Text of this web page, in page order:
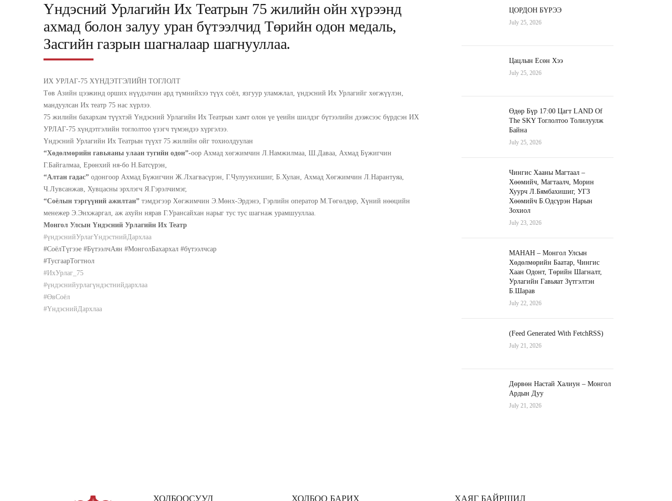
Үндэсний Урлагийн Их Театрын 75 жилийн ойн хүрээнд
ахмад болон залуу уран бүтээлчид Төрийн одон медаль,
Засгийн газрын шагналаар шагнууллаа.
ИХ УРЛАГ-75 ХҮНДЭТГЭЛИЙН ТОГЛОЛТ
Төв Азийн цээжинд орших нүүдэлчин ард түмнийхээ түүх соёл, язгуур уламжлал, үндэсний Их Урлагийг хөгжүүлэн,
мандуулсан Их театр 75 нас хүрлээ.
75 жилийн бахархам түүхтэй Үндэсний Урлагийн Их Театрын хамт олон үе үеийн шилдэг бүтээлийн дээжсээс бүрдсэн ИХ
УРЛАГ-75 хүндэтгэлийн тоглолтоо үзэгч түмэндээ хүргэлээ.
Үндэсний Урлагийн Их Театрын түүхт 75 жилийн ойг тохиолдуулан
“Хөдөлмөрийн гавьяаны улаан тугийн одон”-оор Ахмад хөгжимчин Л.Намжилмаа, Ш.Даваа, Ахмад Бүжигчин
Г.Байгалмаа, Ерөнхий ня-бо Н.Батсүрэн,
“Алтан гадас” одонгоор Ахмад Бүжигчин Ж.Лхагвасүрэн, Г.Чулуунхишиг, Б.Хулан, Ахмад Хөгжимчин Л.Нарантуяа,
Ч.Лувсанжав, Хувцасны эрхлэгч Я.Гэрэлчимэг,
“Соёлын тэргүүний ажилтан” тэмдэгээр Хөгжимчин Э.Мөнх-Эрдэнэ, Гэрлийн оператор М.Төгөлдөр, Хүний нөөцийн
менежер Э.Энхжаргал, аж ахуйн нярав Г.Урансайхан нарыг тус тус шагнаж урамшууллаа.
Монгол Улсын Үндэсний Урлагийн Их Театр
#үндэснийУрлагҮндэстнийДархлаа
#СоёлТүгээе #БүтээлчАян #МонголБахархал #бүтээлчсар
#ТусгаарТогтнол
#ИхУрлаг_75
#үндэснийурлагүндэстнийдархлаа
#ӨвСоёл
#ҮндэснийДархлаа
ЦОРДОН БҮРЭЭ
July 25, 2026
Цацлын Есөн Хээ
July 25, 2026
Өдөр Бүр 17:00 Цагт LAND Of
The SKY Тоглолтоо Толилуулж
Байна
July 25, 2026
Чингис Хааны Магтаал –
Хөөмийч, Магтаалч, Морин
Хуурч Л.Бямбахишиг, УГЗ
Хөөмийч Б.Одсүрэн Нарын
Зохиол
July 23, 2026
МАНАН – Монгол Улсын
Хөдөлмөрийн Баатар, Чингис
Хаан Одонт, Төрийн Шагналт,
Урлагийн Гавьяат Зүтгэлтэн
Б.Шарав
July 22, 2026
(Feed Generated With FetchRSS)
July 21, 2026
Дөрвөн Настай Халиун – Монгол
Ардын Дуу
July 21, 2026
ХОЛБООСУУД ХОЛБОО БАРИХ ХАЯГ БАЙРШИЛ